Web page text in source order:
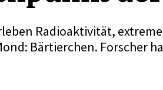
Radioaktivität,
Bärtierchen. Forscher